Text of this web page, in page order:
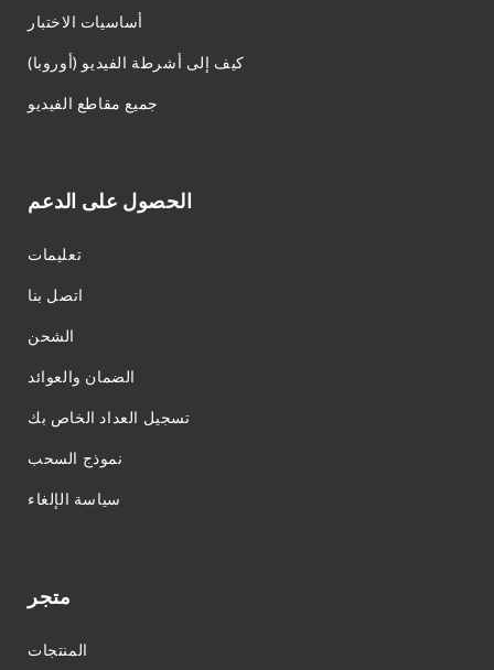
أساسيات الاختبار
كيف إلى أشرطة الفيديو (أوروبا)
جميع مقاطع الفيديو
الحصول على الدعم
تعليمات
اتصل بنا
الشحن
الضمان والعوائد
تسجيل العداد الخاص بك
نموذج السحب
سياسة الإلغاء
متجر
المنتجات